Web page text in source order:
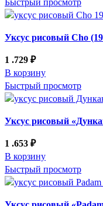
Уксус рисовый Cho
1 .729 ₽
В корзину
Быстрый просмотр
Уксус рисовый
1 .653 ₽
В корзину
Быстрый просмотр